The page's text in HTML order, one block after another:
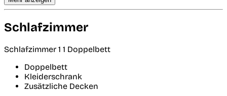
Schlafzimmer
Schlafzimmer 1 1 Doppelbett
Doppelbett
Kleiderschrank
Zusätzliche Decken